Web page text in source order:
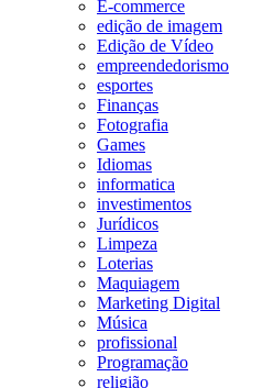
E-commerce
edição de imagem
Edição de Vídeo
empreendedorismo
esportes
Finanças
Fotografia
Games
Idiomas
informatica
investimentos
Jurídicos
Limpeza
Loterias
Maquiagem
Marketing Digital
Música
profissional
Programação
religião